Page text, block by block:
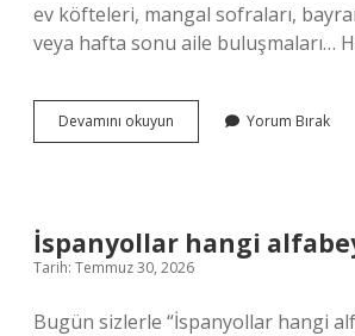
ev köfteleri, mangal sofraları,
veya hafta sonu aile buluşmaları…
Devamını okuyun
haftalık
?
Yorum Bırak
İspanyollar hangi
Tarih: Temmuz 30, 2026
Bugün sizlerle “İspanyollar hangi